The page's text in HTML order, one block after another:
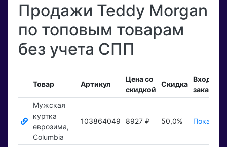
Продажи Teddy Morgan
по топовым товарам
без учета СПП
Товар Артикул
Цена со
скидкой
Скидка
заказы
Мужская
куртка
еврозима,
Columbia
103864049 8927 ₽ 50,0%